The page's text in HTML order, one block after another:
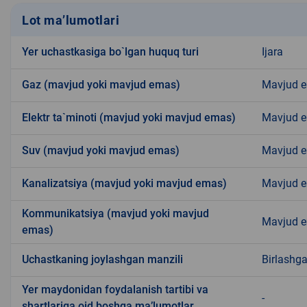
Lot ma’lumotlari
Yer uchastkasiga bo`lgan huquq turi Ijara
Gaz (mavjud yoki mavjud emas) Mavjud
Elektr ta`minoti (mavjud yoki mavjud emas) Mavjud
Suv (mavjud yoki mavjud emas) Mavjud
Kanalizatsiya (mavjud yoki mavjud emas) Mavjud
Kommunikatsiya (mavjud yoki mavjud
emas)
Mavjud
Uchastkaning joylashgan manzili
Yer maydonidan foydalanish tartibi va
-